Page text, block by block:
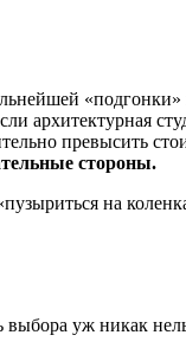
архитектурная
превысить
стороны.
на
выбора уж никак